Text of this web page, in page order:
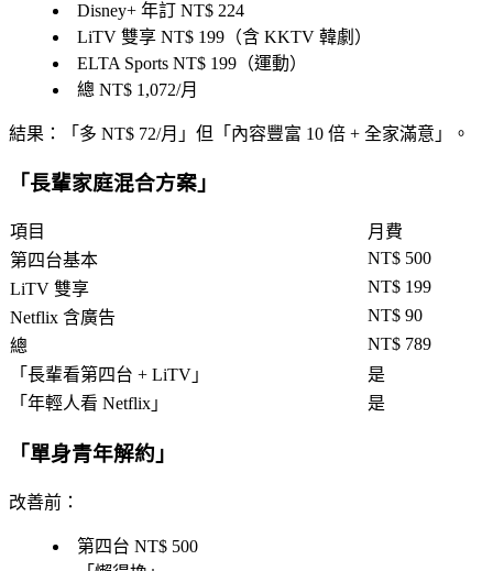
Disney+ 年訂 NT$ 224
LiTV 雙享 NT$ 199（含 KKTV 韓劇）
ELTA Sports NT$ 199（運動）
總 NT$ 1,072/月
結果 ：「 多 NT$ 72/月 」但「 內容豐富 10 倍 + 全家滿意 」。
「長輩家庭混合方案 」
項目
月費
第四台基本
NT$ 500
LiTV 雙享
NT$ 199
Netflix 含廣告
NT$ 90
總
NT$ 789
「 長輩看第四台 + LiTV 」
是
「 年輕人看 Netflix 」 是
「 單身青年解約 」
改善前 ：
第四台 NT$ 500